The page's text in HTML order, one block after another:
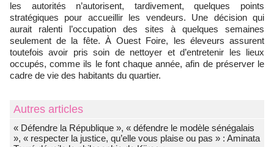
les autorités n’autorisent, tardivement, quelques points
stratégiques pour accueillir les vendeurs. Une décision qui
aurait ralenti l’occupation des sites à quelques semaines
seulement de la fête. À Ouest Foire, les éleveurs assurent
toutefois avoir pris soin de nettoyer et d’entretenir les lieux
occupés, comme ils le font chaque année, afin de préserver le
cadre de vie des habitants du quartier.
Autres articles
« Défendre la République », « défendre le modèle sénégalais
», « respecter la justice, qu’elle vous plaise ou pas » : Aminata